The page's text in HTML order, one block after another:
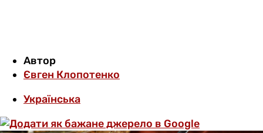
Автор
Євген Клопотенко
Українська